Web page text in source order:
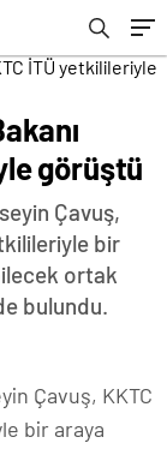
görüştü
Çavuş,
bir
ortak
bulundu.
Çavuş, KKTC
bir araya